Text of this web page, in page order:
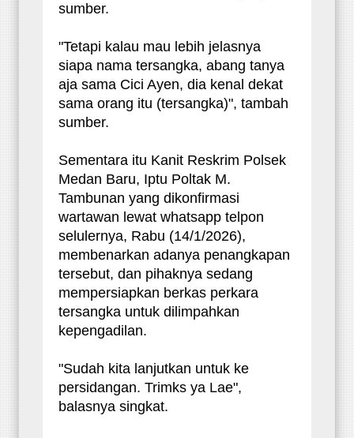
sumber.
"Tetapi kalau mau lebih jelasnya
siapa nama tersangka, abang tanya
aja sama Cici Ayen, dia kenal dekat
sama orang itu (tersangka)", tambah
sumber.
Sementara itu Kanit Reskrim Polsek
Medan Baru, Iptu Poltak M.
Tambunan yang dikonfirmasi
wartawan lewat whatsapp telpon
selulernya, Rabu (14/1/2026),
membenarkan adanya penangkapan
tersebut, dan pihaknya sedang
mempersiapkan berkas perkara
tersangka untuk dilimpahkan
kepengadilan.
"Sudah kita lanjutkan untuk ke
persidangan. Trimks ya Lae",
balasnya singkat.